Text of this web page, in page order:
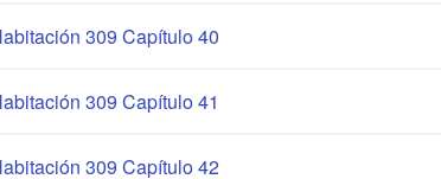
309 Capítulo 40
309 Capítulo 41
309 Capítulo 42